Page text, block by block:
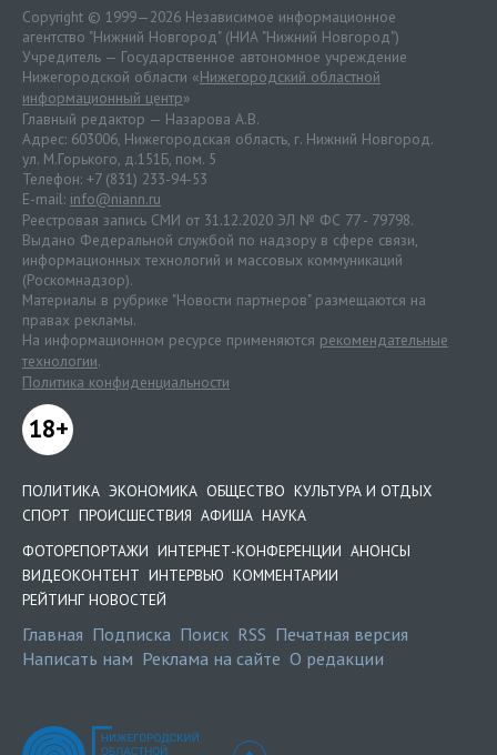
Copyright © 1999—2026 Независимое информационное
агентство "Нижний Новгород" (НИА "Нижний Новгород")
Учредитель — Государственное автономное учреждение
Нижегородской области «Нижегородский областной
информационный центр»
Главный редактор — Назарова А.В.
Адрес: 603006, Нижегородская область, г. Нижний Новгород.
ул. М.Горького, д.151Б, пом. 5
Телефон: +7 (831) 233-94-53
E-mail: info@niann.ru
Реестровая запись СМИ от 31.12.2020 ЭЛ № ФС 77 - 79798.
Выдано Федеральной службой по надзору в сфере связи,
информационных технологий и массовых коммуникаций
(Роскомнадзор).
Материалы в рубрике "Новости партнеров" размещаются на
правах рекламы.
На информационном ресурсе применяются рекомендательные
технологии.
Политика конфиденциальности
18+
ПОЛИТИКА ЭКОНОМИКА ОБЩЕСТВО КУЛЬТУРА И ОТДЫХ
СПОРТ ПРОИСШЕСТВИЯ АФИША НАУКА
ФОТОРЕПОРТАЖИ ИНТЕРНЕТ-КОНФЕРЕНЦИИ АНОНСЫ
ВИДЕОКОНТЕНТ ИНТЕРВЬЮ КОММЕНТАРИИ
РЕЙТИНГ НОВОСТЕЙ
Главная Подписка Поиск RSS Печатная версия
Написать нам Реклама на сайте О редакции